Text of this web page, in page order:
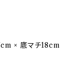
× 底マチ18cm